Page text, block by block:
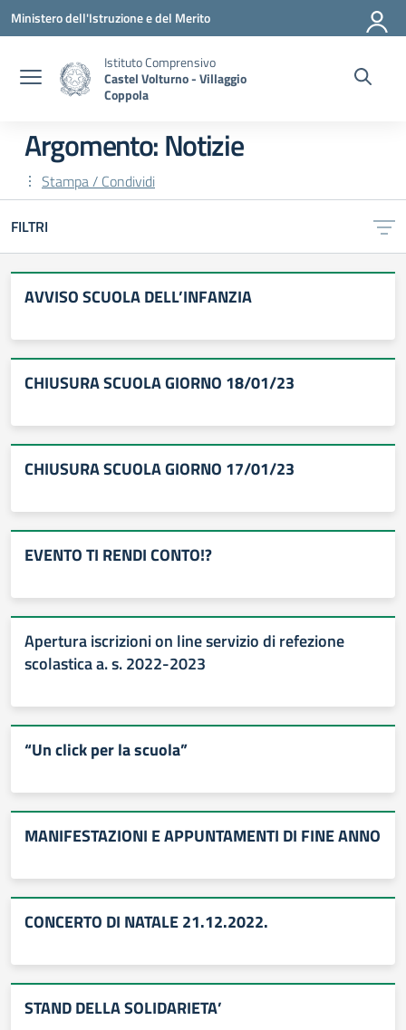
Vai ai contenuti
Vai al menu di navigazione
Vai al footer
Ministero dell'Istruzione e del Merito
Istituto Comprensivo
Castel Volturno - Villaggio
Coppola
Argomento: Notizie
Stampa / Condividi
FILTRI
AVVISO SCUOLA DELL’INFANZIA
CHIUSURA SCUOLA GIORNO 18/01/23
CHIUSURA SCUOLA GIORNO 17/01/23
EVENTO TI RENDI CONTO!?
Apertura iscrizioni on line servizio di refezione
scolastica a. s. 2022-2023
“Un click per la scuola”
MANIFESTAZIONI E APPUNTAMENTI DI FINE ANNO
CONCERTO DI NATALE 21.12.2022.
STAND DELLA SOLIDARIETA’